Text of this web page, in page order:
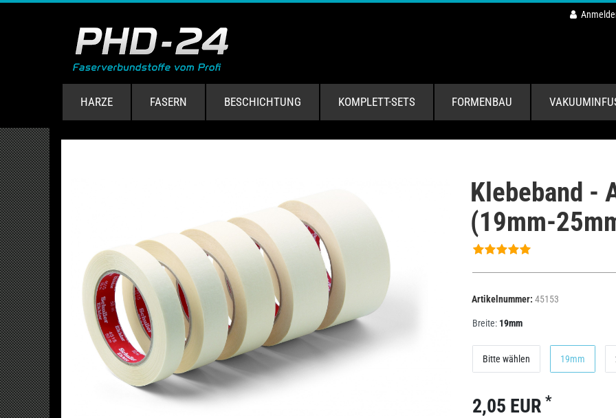
HARZE FASERN BESCHICHTUNG KOMPLETT-SETS FORMENBAU
Klebeband -
(19mm-
Artikelnummer: 45153
Breite: 19mm
Bitte wählen 19mm
2,05 EUR *